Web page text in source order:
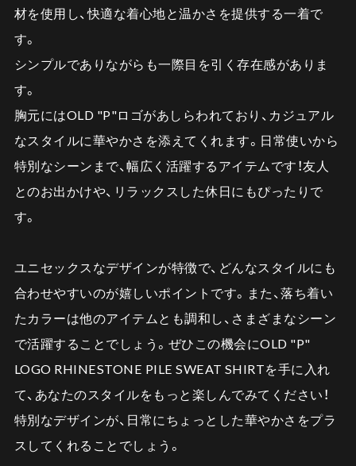
材を使用し、快適な着心地と温かさを提供する一着で
す。
シンプルでありながらも一際目を引く存在感がありま
す。
胸元にはOLD "P"ロゴがあしらわれており、カジュアル
なスタイルに華やかさを添えてくれます。日常使いから
特別なシーンまで、幅広く活躍するアイテムです！友人
とのお出かけや、リラックスした休日にもぴったりで
す。
ユニセックスなデザインが特徴で、どんなスタイルにも
合わせやすいのが嬉しいポイントです。また、落ち着い
たカラーは他のアイテムとも調和し、さまざまなシーン
で活躍することでしょう。ぜひこの機会にOLD "P"
LOGO RHINESTONE PILE SWEAT SHIRTを手に入れ
て、あなたのスタイルをもっと楽しんでみてください！
特別なデザインが、日常にちょっとした華やかさをプラ
スしてくれることでしょう。